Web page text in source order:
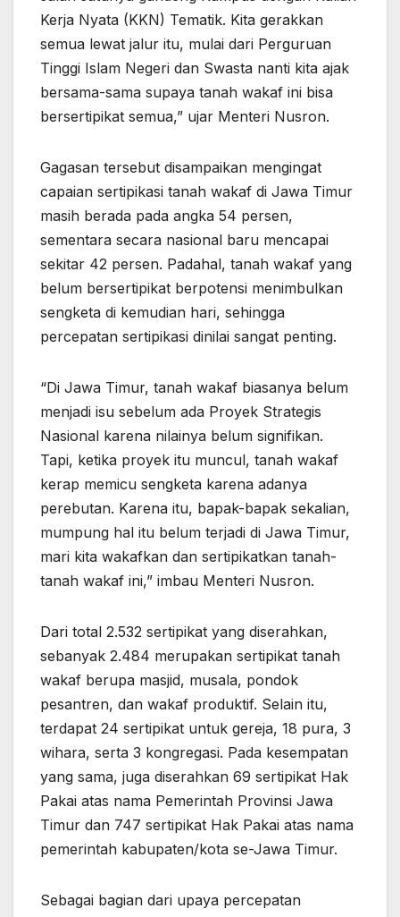
Kerja Nyata (KKN) Tematik. Kita gerakkan
semua lewat jalur itu, mulai dari Perguruan
Tinggi Islam Negeri dan Swasta nanti kita ajak
bersama-sama supaya tanah wakaf ini bisa
bersertipikat semua,” ujar Menteri Nusron.
Gagasan tersebut disampaikan mengingat
capaian sertipikasi tanah wakaf di Jawa Timur
masih berada pada angka 54 persen,
sementara secara nasional baru mencapai
sekitar 42 persen. Padahal, tanah wakaf yang
belum bersertipikat berpotensi menimbulkan
sengketa di kemudian hari, sehingga
percepatan sertipikasi dinilai sangat penting.
“Di Jawa Timur, tanah wakaf biasanya belum
menjadi isu sebelum ada Proyek Strategis
Nasional karena nilainya belum signifikan.
Tapi, ketika proyek itu muncul, tanah wakaf
kerap memicu sengketa karena adanya
perebutan. Karena itu, bapak-bapak sekalian,
mumpung hal itu belum terjadi di Jawa Timur,
mari kita wakafkan dan sertipikatkan tanah-
tanah wakaf ini,” imbau Menteri Nusron.
Dari total 2.532 sertipikat yang diserahkan,
sebanyak 2.484 merupakan sertipikat tanah
wakaf berupa masjid, musala, pondok
pesantren, dan wakaf produktif. Selain itu,
terdapat 24 sertipikat untuk gereja, 18 pura, 3
wihara, serta 3 kongregasi. Pada kesempatan
yang sama, juga diserahkan 69 sertipikat Hak
Pakai atas nama Pemerintah Provinsi Jawa
Timur dan 747 sertipikat Hak Pakai atas nama
pemerintah kabupaten/kota se-Jawa Timur.
Sebagai bagian dari upaya percepatan